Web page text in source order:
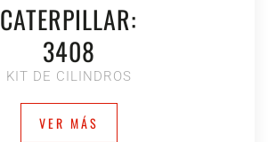
CATERPILLAR:
3408
KIT DE CILINDROS
VER MÁS